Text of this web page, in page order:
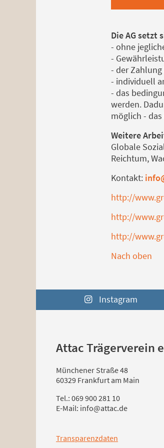
Die AG setzt
- ohne
-
- der
- individuell
- das
werden.
möglich -
Weitere
Globale
Reichtum,
Kontakt:
http://
http://
http://
Nach oben
Instagram
Attac Trägerverein
Münchener Straße 48
60329 Frankfurt am Main
Tel.: 069 900 281 10
E-Mail: info@attac.de
Transparenzdaten